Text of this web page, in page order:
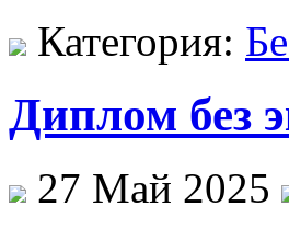
Категория:
Диплом без
27 Май 2025